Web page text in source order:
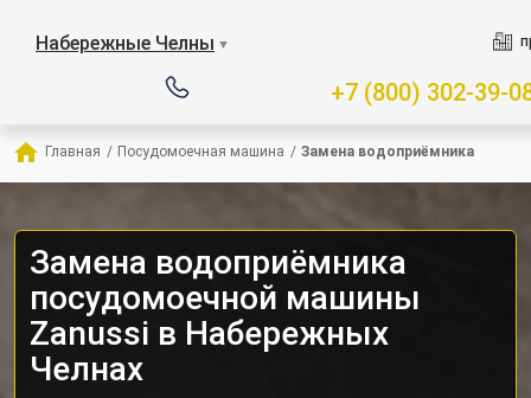
Набережные Челны ▼
+7 (800) 302-39-
Главная / Посудомоечная машина / Замена водоприёмника
Замена водоприёмника
посудомоечной машины
Zanussi в Набережных
Челнах